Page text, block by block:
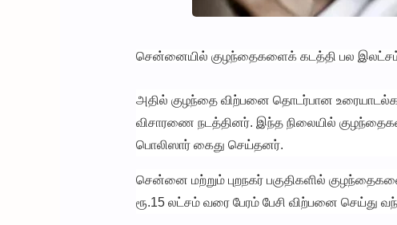
சென்னையில் குழந்தைகளைக் கடத்தி பல இலட்சம்
அதில் குழந்தை விற்பனை தொடர்பான
விசாரணை நடத்தினர். இந்த நிலையில்
பொலிஸார் கைது செய்தனர்.
சென்னை மற்றும் புறநகர் பகுதிகளில்
ரூ.15 லட்சம் வரை பேரம் பேசி விற்பனை செய்து